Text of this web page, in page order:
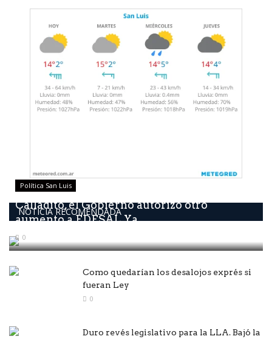
NOTICIA RECOMENDADA
Política San Luis
Calladito, él Gobierno autorizó otro
aumento a EDESAL Ya...
0
Como quedarían los desalojos exprés si
fueran Ley
0
Duro revés legislativo para la LLA. Bajó la